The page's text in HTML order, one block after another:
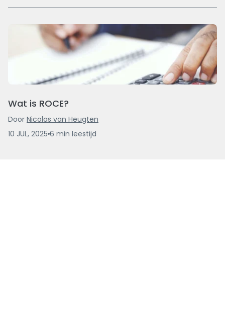
Wat is ROCE?
Door Nicolas van Heugten
10 JUL, 2025 6 min leestijd